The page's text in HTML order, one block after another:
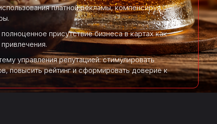
платной рекламы, компенсируя
присутствие бизнеса в картах как
управления репутацией: стимулировать
повысить рейтинг и сформировать доверие к